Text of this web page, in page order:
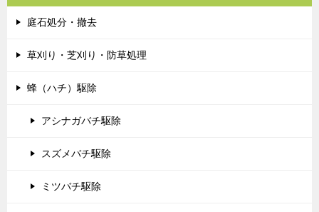
庭石処分・撤去
草刈り・芝刈り・防草処理
蜂（ハチ）駆除
アシナガバチ駆除
スズメバチ駆除
ミツバチ駆除